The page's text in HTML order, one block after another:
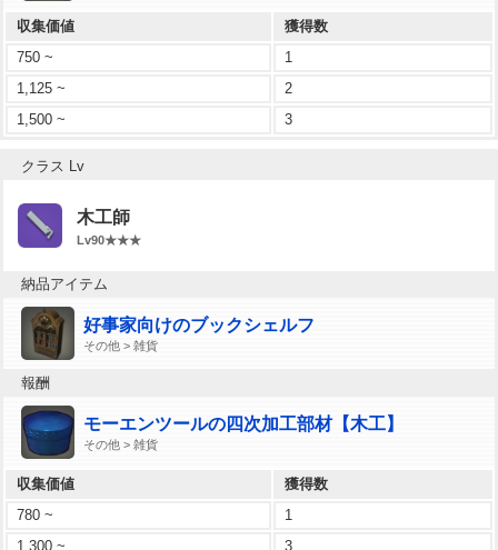
収集価値
獲得数
750 ~
1
1,125 ~
2
1,500 ~
3
クラス Lv
木工師
Lv90★★★
納品アイテム
好事家向けのブックシェルフ
その他 > 雑貨
報酬
モーエンツールの四次加工部材【木工】
その他 > 雑貨
収集価値
獲得数
780 ~
1
1,300 ~
3